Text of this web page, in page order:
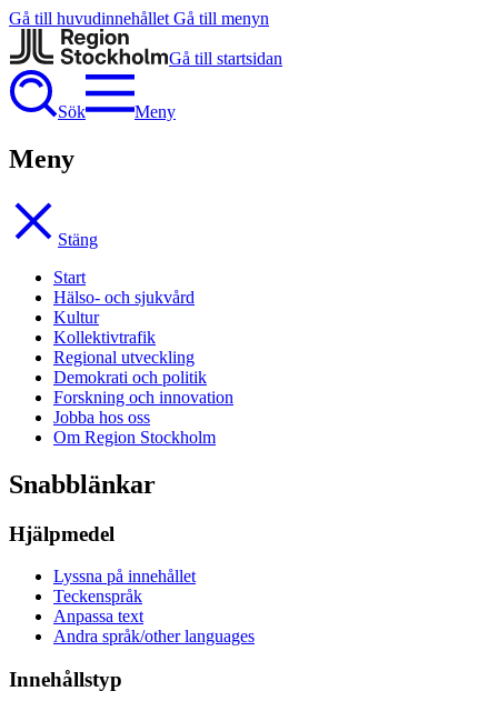
Gå till huvudinnehållet Gå till menyn
Gå till startsidan
Sök Meny
Meny
Stäng
Start
Hälso- och sjukvård
Kultur
Kollektivtrafik
Regional utveckling
Demokrati och politik
Forskning och innovation
Jobba hos oss
Om Region Stockholm
Snabblänkar
Hjälpmedel
Lyssna på innehållet
Teckenspråk
Anpassa text
Andra språk/other languages
Innehållstyp